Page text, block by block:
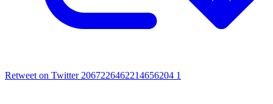
Retweet on Twitter 2067226462214656204 1